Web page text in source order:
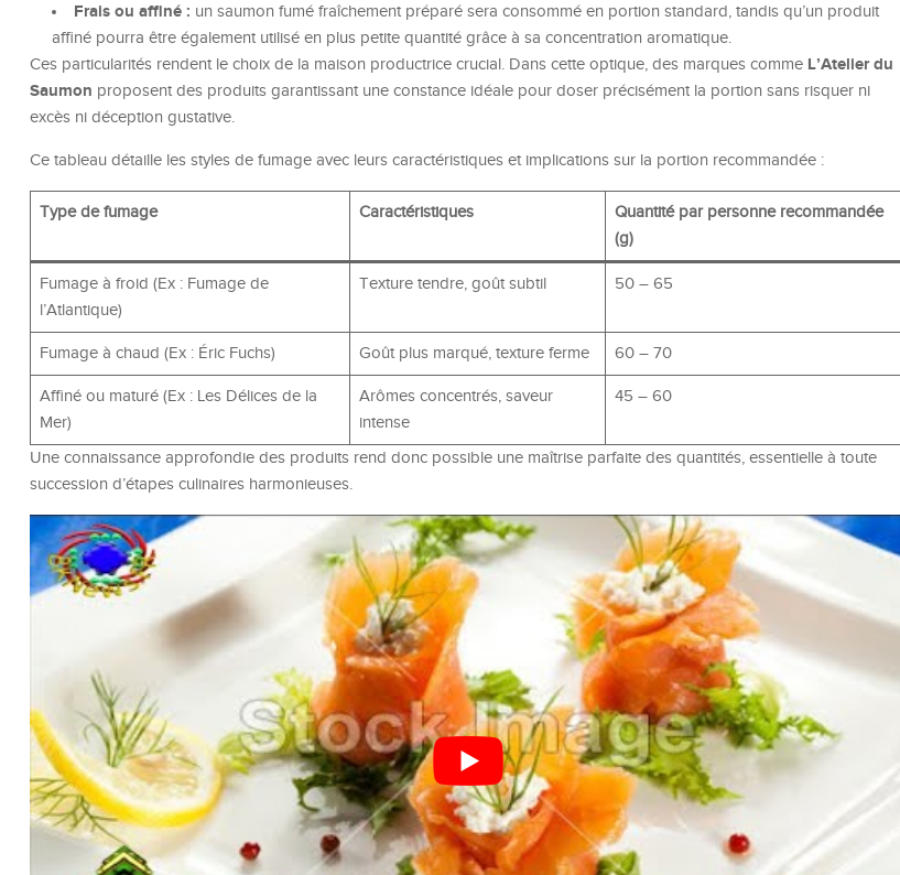
Frais ou affiné : un saumon fumé fraîchement préparé sera consommé en portion standard, tandis qu’un produit
affiné pourra être également utilisé en plus petite quantité grâce à sa concentration aromatique.
Ces particularités rendent le choix de la maison productrice crucial. Dans cette optique, des marques comme L’Atelier du
Saumon proposent des produits garantissant une constance idéale pour doser précisément la portion sans risquer ni
excès ni déception gustative.
Ce tableau détaille les styles de fumage avec leurs caractéristiques et implications sur la portion recommandée :
Type de fumage Caractéristiques
Quantité par personne recommandée
(g)
Fumage à froid (Ex : Fumage de
l’Atlantique)
Texture tendre, goût subtil 50 – 65
Fumage à chaud (Ex : Éric Fuchs) Goût plus marqué, texture ferme 60 – 70
Affiné ou maturé (Ex : Les Délices de la
Mer)
Arômes concentrés, saveur
intense
45 – 60
Une connaissance approfondie des produits rend donc possible une maîtrise parfaite des quantités, essentielle à toute
succession d’étapes culinaires harmonieuses.